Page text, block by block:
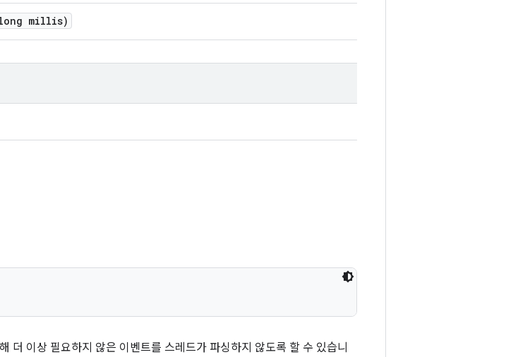
millis)
더 이상 필요하지 않은 이벤트를 스레드가 파싱하지 않도록 할 수 있습니